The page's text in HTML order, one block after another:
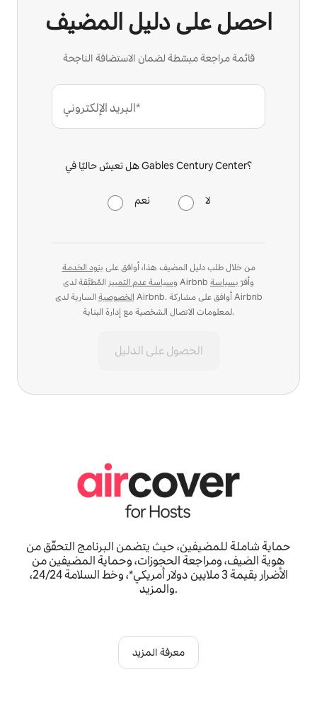
احصل على دليل المضيف
قائمة مراجعة مبسّطة لضمان الاستضافة الناجحة
البريد الإلكتروني*
هل تعيش حاليًا في Gables Century Center؟
نعم لا
من خلال طلب دليل المضيف هذا، أوافق على بنود الخدمة
وسياسة عدم التمييز المُطبَّقة لدى Airbnb وأقرّ بسياسة
الخصوصية السارية لدى Airbnb. أوافق على مشاركة Airbnb
لمعلومات الاتصال الشخصية مع إدارة البناية.
الحصول على الدليل
حماية شاملة للمضيفين، حيث يتضمن البرنامج التحقّق من
هوية الضيف، ومراجعة الحجوزات، وحماية المضيفين من
الأضرار بقيمة 3 ملايين دولار أمريكي*، وخط السلامة 24/24،
والمزيد.
معرفة المزيد